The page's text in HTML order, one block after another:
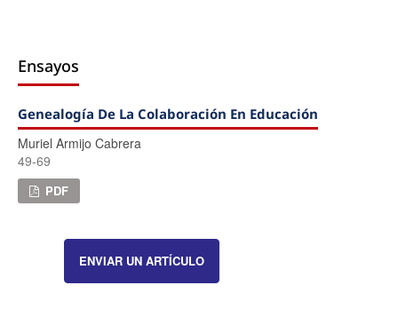
Ensayos
Genealogía De La Colaboración En Educación
Muriel Armijo Cabrera
49-69
PDF
ENVIAR UN ARTÍCULO